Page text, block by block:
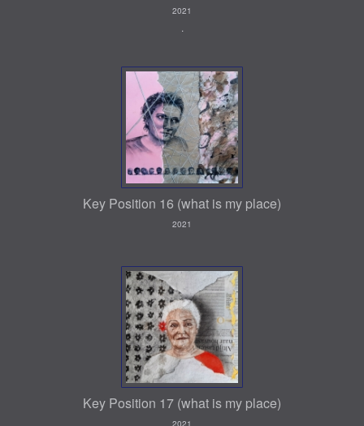
2021
.
Key Position 16 (what is my place)
2021
Key Position 17 (what is my place)
2021